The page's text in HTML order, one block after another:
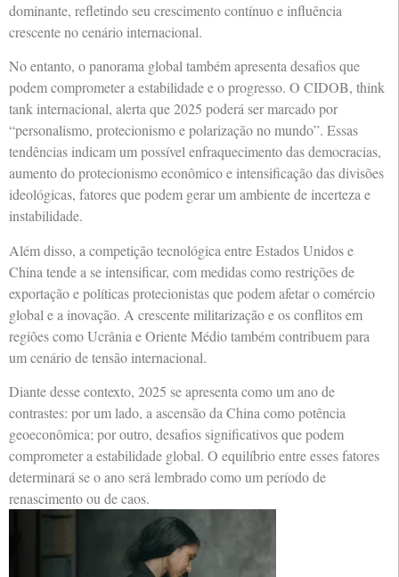
dominante, refletindo seu crescimento contínuo e influência
crescente no cenário internacional.
No entanto, o panorama global também apresenta desafios que
podem comprometer a estabilidade e o progresso. O CIDOB, think
tank internacional, alerta que 2025 poderá ser marcado por
“personalismo, protecionismo e polarização no mundo”. Essas
tendências indicam um possível enfraquecimento das democracias,
aumento do protecionismo econômico e intensificação das divisões
ideológicas, fatores que podem gerar um ambiente de incerteza e
instabilidade.
Além disso, a competição tecnológica entre Estados Unidos e
China tende a se intensificar, com medidas como restrições de
exportação e políticas protecionistas que podem afetar o comércio
global e a inovação. A crescente militarização e os conflitos em
regiões como Ucrânia e Oriente Médio também contribuem para
um cenário de tensão internacional.
Diante desse contexto, 2025 se apresenta como um ano de
contrastes: por um lado, a ascensão da China como potência
geoeconômica; por outro, desafios significativos que podem
comprometer a estabilidade global. O equilíbrio entre esses fatores
determinará se o ano será lembrado como um período de
renascimento ou de caos.